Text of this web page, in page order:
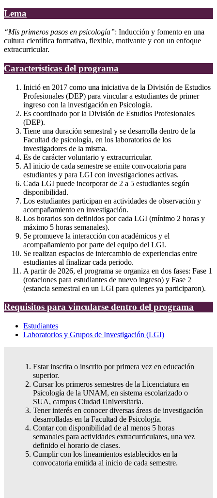
Lema
“Mis primeros pasos en psicología”: Inducción y fomento en una
cultura científica formativa, flexible, motivante y con un enfoque
extracurricular.
Características del programa
Inició en 2017 como una iniciativa de la División de Estudios
Profesionales (DEP) para vincular a estudiantes de primer
ingreso con la investigación en Psicología.
Es coordinado por la División de Estudios Profesionales
(DEP).
Tiene una duración semestral y se desarrolla dentro de la
Facultad de psicología, en los laboratorios de los
investigadores de la misma.
Es de carácter voluntario y extracurricular.
Al inicio de cada semestre se emite convocatoria para
estudiantes y para LGI con investigaciones activas.
Cada LGI puede incorporar de 2 a 5 estudiantes según
disponibilidad.
Los estudiantes participan en actividades de observación y
acompañamiento en investigación.
Los horarios son definidos por cada LGI (mínimo 2 horas y
máximo 5 horas semanales).
Se promueve la interacción con académicos y el
acompañamiento por parte del equipo del LGI.
Se realizan espacios de intercambio de experiencias entre
estudiantes al finalizar cada periodo.
A partir de 2026, el programa se organiza en dos fases: Fase 1
(rotaciones para estudiantes de nuevo ingreso) y Fase 2
(estancia semestral en un LGI para quienes ya participaron).
Requisitos para vincularse dentro del programa
Estudiantes
Laboratorios y Grupos de Investigación (LGI)
Estar inscrita o inscrito por primera vez en educación
superior.
Cursar los primeros semestres de la Licenciatura en
Psicología de la UNAM, en sistema escolarizado o
SUA, campus Ciudad Universitaria.
Tener interés en conocer diversas áreas de investigación
desarrolladas en la Facultad de Psicología.
Contar con disponibilidad de al menos 5 horas
semanales para actividades extracurriculares, una vez
definido el horario de clases.
Cumplir con los lineamientos establecidos en la
convocatoria emitida al inicio de cada semestre.